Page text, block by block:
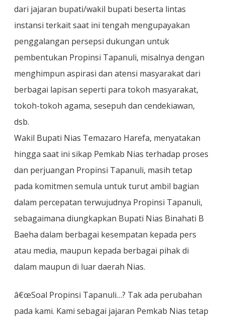
Harus
!
dari jajaran bupati/wakil bupati beserta lintas
instansi terkait saat ini tengah mengupayakan
penggalangan persepsi dukungan untuk
pembentukan Propinsi Tapanuli, misalnya dengan
menghimpun aspirasi dan atensi masyarakat dari
berbagai lapisan seperti para tokoh masyarakat,
tokoh-tokoh agama, sesepuh dan cendekiawan,
dsb.
Wakil Bupati Nias Temazaro Harefa, menyatakan
hingga saat ini sikap Pemkab Nias terhadap proses
dan perjuangan Propinsi Tapanuli, masih tetap
pada komitmen semula untuk turut ambil bagian
dalam percepatan terwujudnya Propinsi Tapanuli,
sebagaimana diungkapkan Bupati Nias Binahati B
Baeha dalam berbagai kesempatan kepada pers
atau media, maupun kepada berbagai pihak di
dalam maupun di luar daerah Nias.
â€œSoal Propinsi Tapanuli…? Tak ada perubahan
pada kami. Kami sebagai jajaran Pemkab Nias tetap